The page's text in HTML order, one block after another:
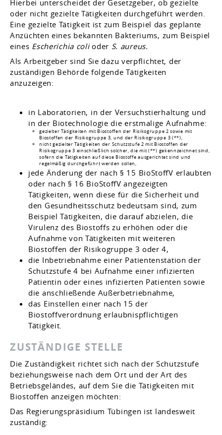
Hierbei unterscheidet der Gesetzgeber, ob gezielte
oder nicht gezielte Tätigkeiten durchgeführt werden.
Eine gezielte Tätigkeit ist zum Beispiel das geplante
Anzüchten eines bekannten Bakteriums, zum Beispiel
eines Escherichia colioder S. aureus.
Als Arbeitgeber sind Sie dazu verpflichtet, der
zuständigen Behörde folgende Tätigkeiten
anzuzeigen:
in Laboratorien, in der Versuchstierhaltung und
in der Biotechnologie die erstmalige Aufnahme:
gezielter Tätigkeiten mit Biostoffen der Risikogruppe 2 sowie mit
Biostoffen der Risikogruppe 3, und der Risikogruppe 3 (**),
nicht gezielter Tätigkeiten der Schutzstufe 2 mit Biostoffen der
Risikogruppe 3 einschließlich solcher, die mit (**) gekennzeichnet sind,
sofern die Tätigkeiten auf diese Biostoffe ausgerichtet sind und
regelmäßig durchgeführt werden sollen,
jede Änderung der nach § 15 BioStoffV erlaubten
oder nach § 16 BioStoffV angezeigten
Tätigkeiten, wenn diese für die Sicherheit und
den Gesundheitsschutz bedeutsam sind, zum
Beispiel Tätigkeiten, die darauf abzielen, die
Virulenz des Biostoffs zu erhöhen oder die
Aufnahme von Tätigkeiten mit weiteren
Biostoffen der Risikogruppe 3 oder 4,
die Inbetriebnahme einer Patientenstation der
Schutzstufe 4 bei Aufnahme einer infizierten
Patientin oder eines infizierten Patienten sowie
die anschließende Außerbetriebnahme,
das Einstellen einer nach 15 der
Biostoffverordnung erlaubnispflichtigen
Tätigkeit.
ZUSTÄNDIGE STELLE
Die Zuständigkeit richtet sich nach der Schutzstufe
beziehungsweise nach dem Ort und der Art des
Betriebsgeländes, auf dem Sie die Tätigkeiten mit
Biostoffen anzeigen möchten:
Das Regierungspräsidium Tübingen ist landesweit
zuständig: